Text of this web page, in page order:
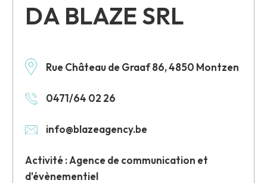
DA BLAZE SRL
Rue Château de Graaf 86, 4850 Montzen
0471/64 02 26
info@blazeagency.be
Activité : Agence de communication et
d'évènementiel